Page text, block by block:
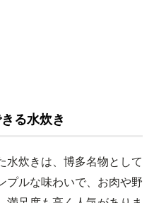
る水炊き
水炊きは、博多名物として
プルな味わいで、お肉や野